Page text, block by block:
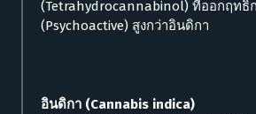
(Tetrahydrocannabinol) ที่ออกฤทธิ์
(Psychoactive) สูงกว่าอินดิกา
อินดิกา (Cannabis indica)